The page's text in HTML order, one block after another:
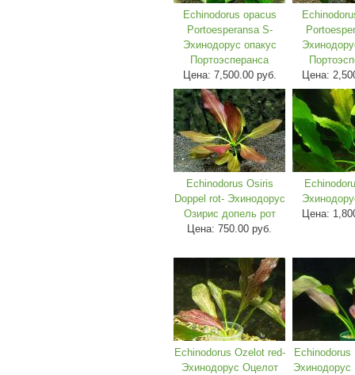
Echinodorus opacus
Portoesperansa S-
Эхинодорус опакус
Портоэсперанса
Цена: 7,500.00 руб.
Цена:
Echinodorus Osiris
Doppel rot- Эхинодорус
Озирис допель рот
Цена:750.00 руб.
Цена:
Echinodorus Ozelot red-
Эхинодорус Оцелот
Echinodorus
Эхинодорус